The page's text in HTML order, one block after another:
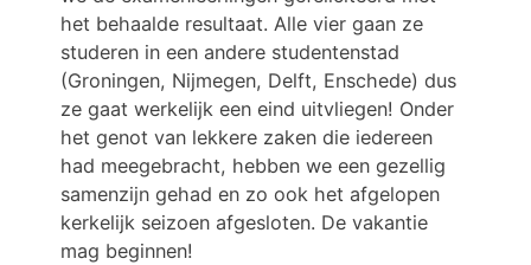
het behaalde resultaat. Alle vier gaan ze
studeren in een andere studentenstad
(Groningen, Nijmegen, Delft, Enschede) dus
ze gaat werkelijk een eind uitvliegen! Onder
het genot van lekkere zaken die iedereen
had meegebracht, hebben we een gezellig
samenzijn gehad en zo ook het afgelopen
kerkelijk seizoen afgesloten. De vakantie
mag beginnen!